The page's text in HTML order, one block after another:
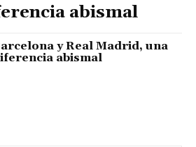
abismal
y Real Madrid, una
abismal